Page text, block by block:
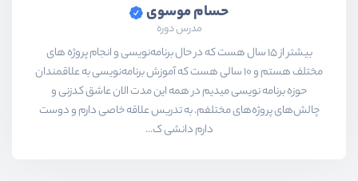
حسام موسوی
مدرس دوره
بیشتر از ۱۵ سال هست که در حال برنامه‌نویسی و انجام پروژه های
مختلف هستم و ۱۰ سالی هست که آموزش برنامه‌نویسی به علاقمندان
حوزه برنامه نویسی میدیم در همه این مدت الان عاشق کدزنی و
چالش‌های پروژه‌های مختلفم. به تدریس علاقه خاصی دارم و دوست
دارم دانشی ک...